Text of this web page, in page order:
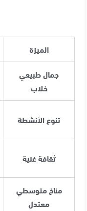
الميزة
جمال طبيعي
خلاب
تنوع الأنشطة
ثقافة غنية
مناخ متوسطي
معتدل